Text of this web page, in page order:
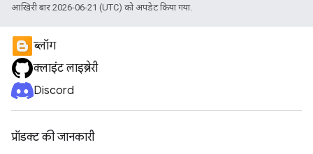
आखिरी बार 2026-06-21 (UTC) को अपडेट किया गया.
ब्लॉग
क्लाइंट लाइब्रेरी
Discord
प्रॉडक्ट की जानकारी